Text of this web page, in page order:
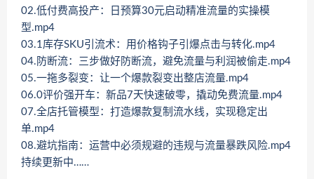
02.低付费高投产：日预算30元启动精准流量的实操模
型.mp4
03.1库存SKU引流术：用价格钩子引爆点击与转化.mp4
04.防断流：三步做好防断流，避免流量与利润被偷走.mp4
05.一拖多裂变：让一个爆款裂变出整店流量.mp4
06.0评价强开车：新品7天快速破零，撬动免费流量.mp4
07.全店托管模型：打造爆款复制流水线，实现稳定出
单.mp4
08.避坑指南：运营中必须规避的违规与流量暴跌风险.mp4
持续更新中……